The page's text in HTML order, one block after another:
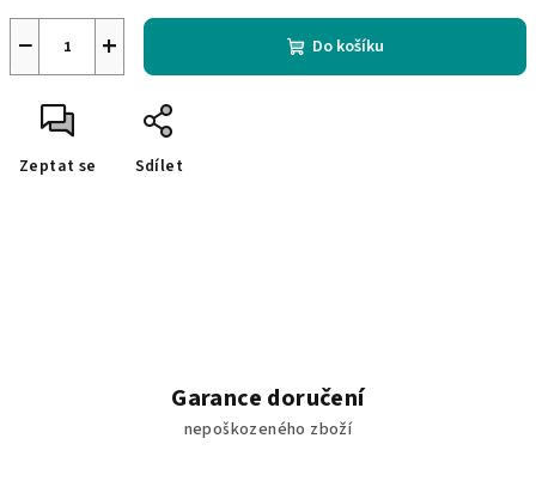
+
− Do košíku
Zeptat se Sdílet
Garance doručení
nepoškozeného zboží